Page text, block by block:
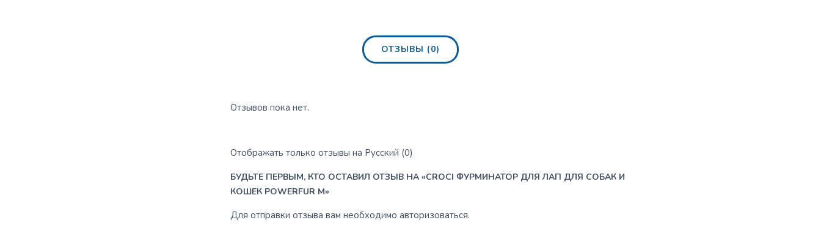
ОТЗЫВЫ (0)
Отзывов пока нет.
Отображать только отзывы на Русский (0)
БУДЬТЕ ПЕРВЫМ, КТО ОСТАВИЛ ОТЗЫВ НА «CROCI ФУРМИНАТОР ДЛЯ ЛАП ДЛЯ СОБАК И
КОШЕК POWERFUR M»
Для отправки отзыва вам необходимо авторизоваться.